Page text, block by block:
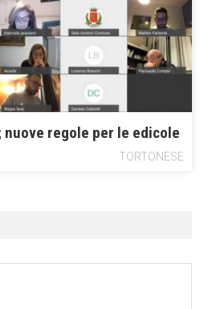
regole per le edicole
TORTONESE